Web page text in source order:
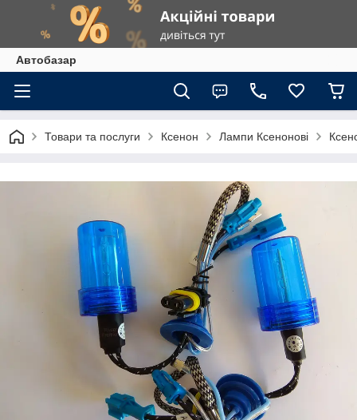
Автобазар
Товари та послуги Ксенон Лампи Ксенонові